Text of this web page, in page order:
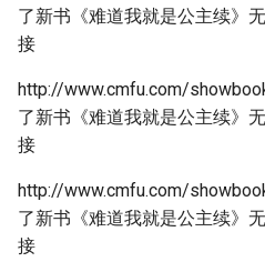
了新书《难道我就是公主续》
接
http://www.cmfu.com/
了新书《难道我就是公主续》
接
http://www.cmfu.com/
了新书《难道我就是公主续》
接